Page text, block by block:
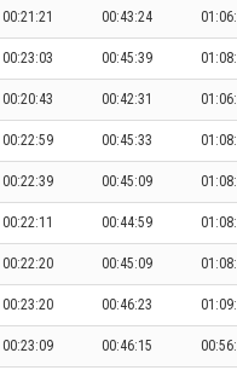
00:21:21 00:43:24
00:23:03 00:45:39
00:20:43 00:42:31
00:22:59 00:45:33
00:22:39 00:45:09
00:22:11 00:44:59
00:22:20 00:45:09
00:23:20 00:46:23
00:23:09 00:46:15